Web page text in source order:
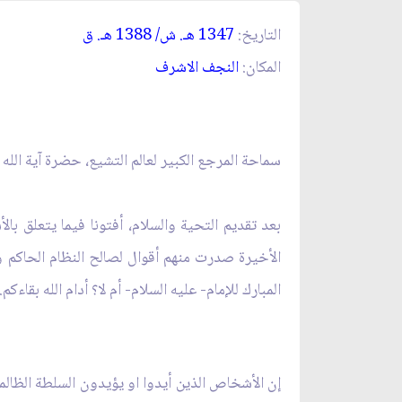
التاريخ:
المكان:النجف الاشرف‏
سماحة المرجع الكبير لعالم التشيع، حضرة آية
بعد تقديم التحية والسلام، أفتونا فيما
الأخيرة صدرت منهم أقوال لصالح النظام
المبارك للإمام- عليه السلام- أم لا؟ أدام الله بقاءكم.
إن الأشخاص الذين أيدوا او يؤيدون السلطة